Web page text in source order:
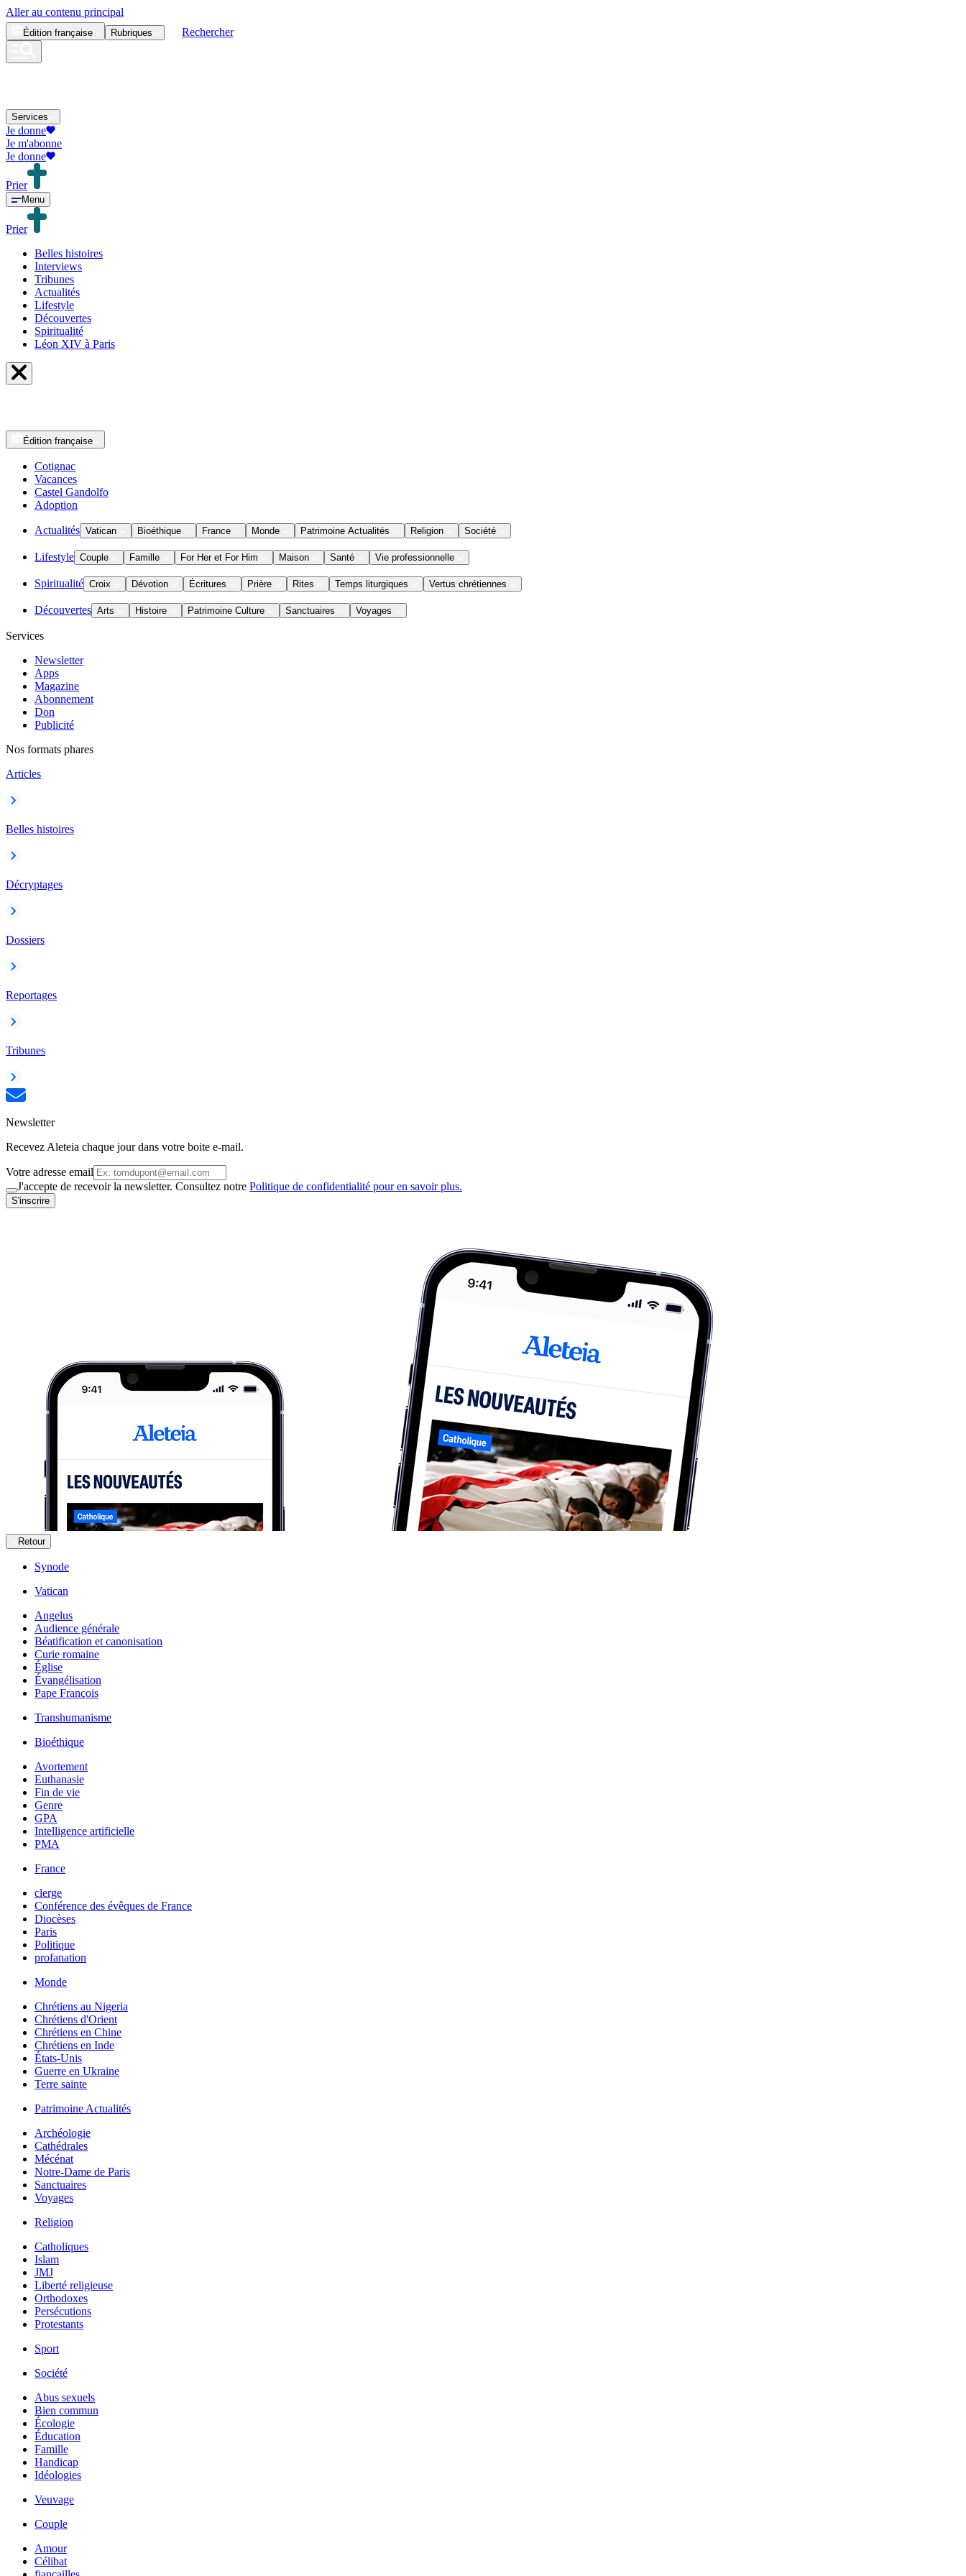
Aller au contenu principal
Édition française Rubriques Rechercher
Services
Je donne
Je m'abonne
Je donne
Prier
Menu
Prier
Belles histoires
Interviews
Tribunes
Actualités
Lifestyle
Découvertes
Spiritualité
Léon XIV à Paris
Édition française
Cotignac
Vacances
Castel Gandolfo
Adoption
Actualités Vatican Bioéthique France Monde Patrimoine Actualités Religion Société
Lifestyle Couple Famille For Her et For Him Maison Santé Vie professionnelle
Spiritualité Croix Dévotion Écritures Prière Rites Temps liturgiques Vertus chrétiennes
Découvertes Arts Histoire Patrimoine Culture Sanctuaires Voyages
Services
Newsletter
Apps
Magazine
Abonnement
Don
Publicité
Nos formats phares
Articles
Belles histoires
Décryptages
Dossiers
Reportages
Tribunes
Newsletter
Recevez Aleteia chaque jour dans votre boite e-mail.
Votre adresse email
J'accepte de recevoir la newsletter. Consultez notre Politique de confidentialité pour en savoir plus.
S'inscrire
Retour
Synode
Vatican
Angelus
Audience générale
Béatification et canonisation
Curie romaine
Église
Évangélisation
Pape François
Transhumanisme
Bioéthique
Avortement
Euthanasie
Fin de vie
Genre
GPA
Intelligence artificielle
PMA
France
clerge
Conférence des évêques de France
Diocèses
Paris
Politique
profanation
Monde
Chrétiens au Nigeria
Chrétiens d'Orient
Chrétiens en Chine
Chrétiens en Inde
États-Unis
Guerre en Ukraine
Terre sainte
Patrimoine Actualités
Archéologie
Cathédrales
Mécénat
Notre-Dame de Paris
Sanctuaires
Voyages
Religion
Catholiques
Islam
JMJ
Liberté religieuse
Orthodoxes
Persécutions
Protestants
Sport
Société
Abus sexuels
Bien commun
Écologie
Éducation
Famille
Handicap
Idéologies
Veuvage
Couple
Amour
Célibat